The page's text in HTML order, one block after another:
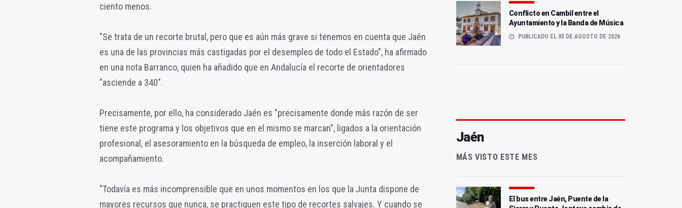
ciento menos.
"Se trata de un recorte brutal, pero que es aún más grave si tenemos en cuenta que Jaén
es una de las provincias más castigadas por el desempleo de todo el Estado", ha afirmado
en una nota Barranco, quien ha añadido que en Andalucía el recorte de orientadores
"asciende a 340".
Precisamente, por ello, ha considerado Jaén es "precisamente donde más razón de ser
tiene este programa y los objetivos que en el mismo se marcan", ligados a la orientación
profesional, el asesoramiento en la búsqueda de empleo, la inserción laboral y el
acompañamiento.
"Todavía es más incomprensible que en unos momentos en los que la Junta dispone de
mayores recursos que nunca, se practiquen este tipo de recortes salvajes. Y cuando se
Conflicto en Cambil entre el
Ayuntamiento y la Banda de Música
PUBLICADO EL 05 DE AGOSTO DE 2026
Jaén
MÁS VISTO ESTE MES
El bus entre Jaén, Puente de la